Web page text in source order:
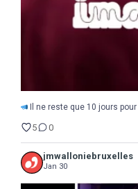
Il ne reste que 10 jours
5 0
jmwalloniebruxelles
Jan 30